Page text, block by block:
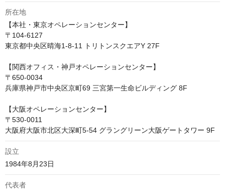
所在地
【本社・東京オペレーションセンター】
〒104-6127
東京都中央区晴海1-8-11 トリトンスクエアY 27F
【関西オフィス・神戸オペレーションセンター】
〒650-0034
兵庫県神戸市中央区京町69 三宮第一生命ビルディング 8F
【大阪オペレーションセンター】
〒530-0011
大阪府大阪市北区大深町5-54 グラングリーン大阪ゲートタワー 9F
設立
1984年8月23日
代表者